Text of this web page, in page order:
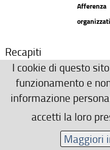
Afferenza
Recapiti
0554574006
liliana.rodolfi(AT)unifi.it
Area riservata
I cookie di questo
funzionamento e
informazione
accetti la loro
Maggiori